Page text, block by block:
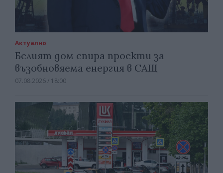
Актуално
Белият дом спира проекти за
възобновяема енергия в САЩ
07.08.2026 / 18:00